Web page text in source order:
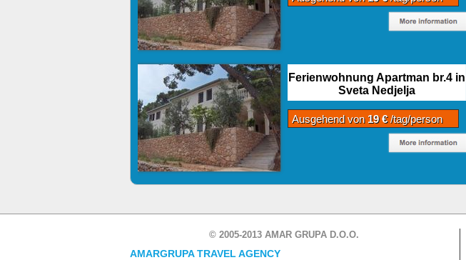
Ferienwohnung Apartman br.4 in
Sveta Nedjelja
Ausgehend von 19 €/tag/person
© 2005-2013 AMAR GRUPA D.O.O.
AMARGRUPA TRAVEL AGENCY